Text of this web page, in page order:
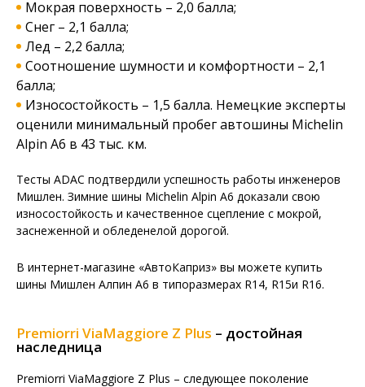
Мокрая поверхность – 2,0 балла;
Снег – 2,1 балла;
Лед – 2,2 балла;
Соотношение шумности и комфортности – 2,1
балла;
Износостойкость – 1,5 балла. Немецкие эксперты
оценили минимальный пробег автошины Michelin
Alpin A6 в 43 тыс. км.
Тесты ADAC подтвердили успешность работы инженеров
Мишлен. Зимние шины Michelin Alpin A6 доказали свою
износостойкость и качественное сцепление с мокрой,
заснеженной и обледенелой дорогой.
В интернет-магазине «АвтоКаприз» вы можете купить
шины Мишлен Алпин А6 в типоразмерах R14, R15и R16.
Premiorri ViaMaggiore Z Plus – достойная
наследница
Premiorri ViaMaggiore Z Plus – следующее поколение